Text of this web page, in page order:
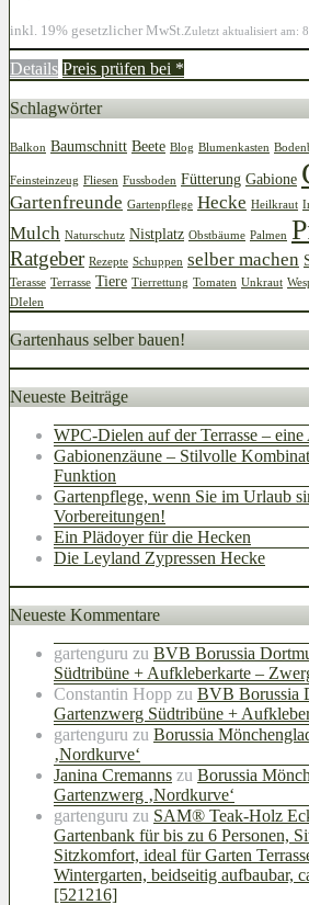
inkl. 19% gesetzlicher MwSt. Zuletzt aktualisiert am:
Details Preis prüfen bei *
Schlagwörter
Balkon Baumschnitt Beete Blog Blumenkasten
Feinsteinzeug Fliesen Fussboden Fütterung Gabione
Gartenfreunde Gartenpflege Hecke Heilkraut
Mulch Naturschutz Nistplatz Obstbäume Palmen
Ratgeber Rezepte Schuppen selber machen
Terasse Terrasse Tiere Tierrettung Tomaten Unkraut
DIelen
Gartenhaus selber bauen!
Neueste Beiträge
WPC-Dielen auf der Terrasse –
Gabionenzäune – Stilvolle
Funktion
Gartenpflege, wenn Sie im Urlaub
Vorbereitungen!
Ein Plädoyer für die Hecken
Die Leyland Zypressen Hecke
Neueste Kommentare
gartenguru zu BVB Borussia
Südtribüne + Aufkleberkarte –
Constantin Hopp zu BVB Borussia
Gartenzwerg Südtribüne +
gartenguru zu Borussia
‚Nordkurve‘
Janina Cremanns zu Borussia
Gartenzwerg ‚Nordkurve‘
gartenguru zu SAM® Teak-Holz
Gartenbank für bis zu 6 Personen,
Sitzkomfort, ideal für Garten
Wintergarten, beidseitig aufbaubar,
[521216]